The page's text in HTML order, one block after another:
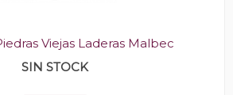
Viejas Laderas Malbec
SIN STOCK